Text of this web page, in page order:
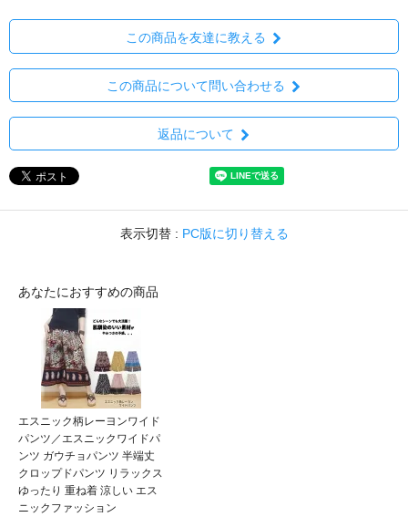
この商品を友達に教える
この商品について問い合わせる
返品について
表示切替 : PC版に切り替える
あなたにおすすめの商品
エスニック柄レーヨンワイド
パンツ／エスニックワイドパ
ンツ ガウチョパンツ 半端丈
クロップドパンツ リラックス
ゆったり 重ね着 涼しい エス
ニックファッション